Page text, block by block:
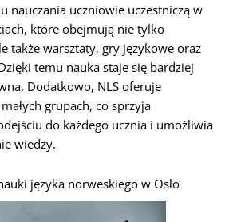
nauczania uczniowie uczestniczą w
które obejmują nie tylko
także warsztaty, gry językowe oraz
temu nauka staje się bardziej
Dodatkowo, NLS oferuje
grupach, co sprzyja
do każdego ucznia i umożliwia
wiedzy.
języka norweskiego w Oslo